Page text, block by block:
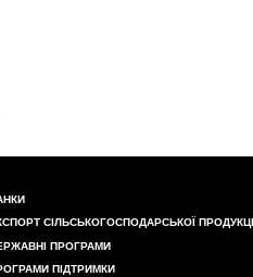
СІЛЬСЬКОГОСПОДАРСЬКОЇ ПРОДУКЦІЇ
ПРОГРАМИ
ПІДТРИМКИ